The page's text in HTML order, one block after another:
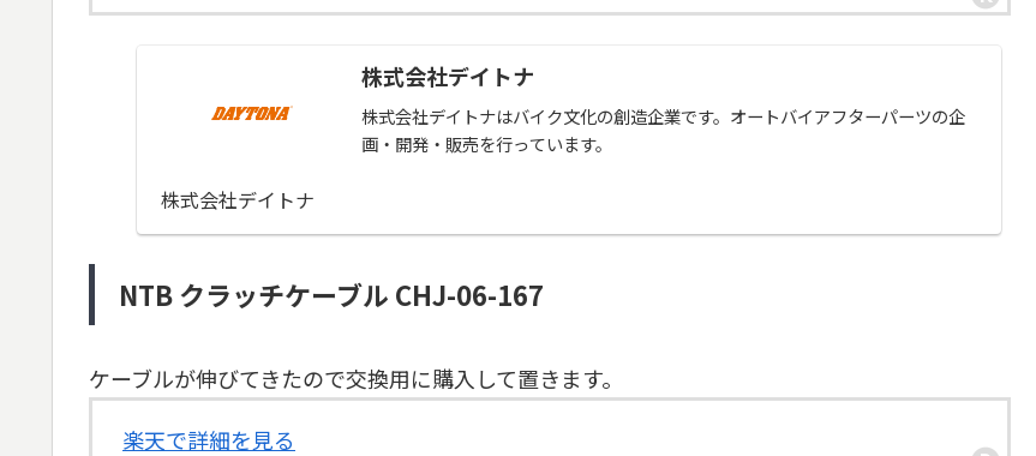
株式会社デイトナ
株式会社デイトナはバイク文化の創造企業です。オートバイアフターパーツの企
画・開発・販売を行っています。
株式会社デイトナ
NTB クラッチケーブル CHJ-06-167
ケーブルが伸びてきたので交換用に購入して置きます。
楽天で詳細を見る